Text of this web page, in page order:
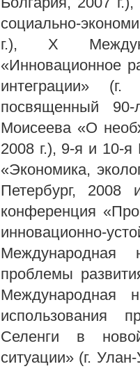
социально-
г.), X
«Инновационное
интеграции»
посвященный
Моисеева «О
2008 г.), 9-я и 10-
«Экономика,
Петербург, 2008
конференция
инновационно-
Международная
проблемы
Международная
использования
Селенги в новой
ситуации» (г.